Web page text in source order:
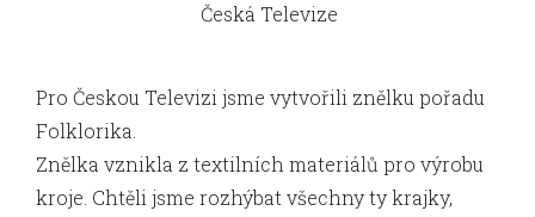
Česká Televize
Pro Českou Televizi jsme vytvořili znělku pořadu
Folklorika.
Znělka vznikla z textilních materiálů pro výrobu
kroje. Chtěli jsme rozhýbat všechny ty krajky,